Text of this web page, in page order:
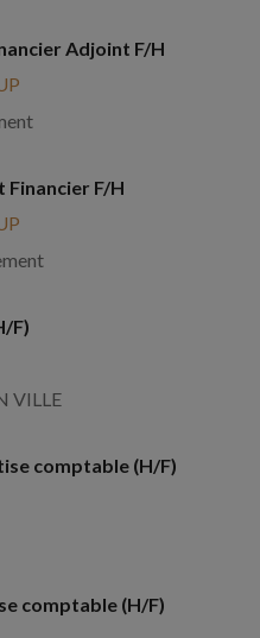
Adjoint F/H
F/H
F)
VILLE
comptable (H/F)
comptable (H/F)